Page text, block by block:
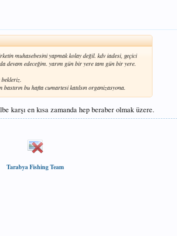
muhasebesini yapmak kolay değil. kdv iadesi, geçici
devam edeceğim. yarım gün bir yere tam gün bir yere.
bu hafta cumartesi katılsın organizasyona.
karşı en kısa zamanda hep beraber olmak üzere.
Tarabya Fishing Team